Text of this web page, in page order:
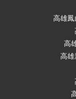
高雄
高
高